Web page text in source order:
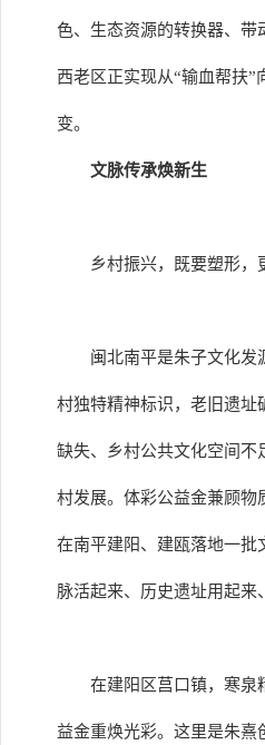
色、生态资源的转换器、带
西老区正实现从“输血帮扶”
变。
文脉传承焕新生
乡村振兴，既要塑形，
闽北南平是朱子文化发
村独特精神标识，老旧遗址
缺失、乡村公共文化空间不
村发展。体彩公益金兼顾物
在南平建阳、建瓯落地一批
脉活起来、历史遗址用起来
在建阳区莒口镇，寒泉
益金重焕光彩。这里是朱熹